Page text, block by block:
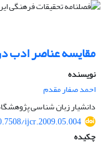
مقایسه عناصر ادب
نویسنده
احمد صفار مقدم
دانشیار زبان شناسی
ijcr.2009.05.004
چکیده